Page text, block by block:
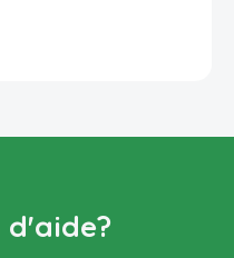
d'aide?